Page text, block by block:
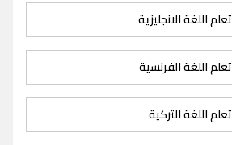
تعلم اللغة الانجليزية
تعلم اللغة الفرنسية
تعلم اللغة التركية